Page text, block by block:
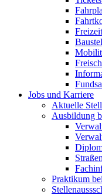
Jobs und Karriere
Aktuelle
Ausbildung
Praktikum